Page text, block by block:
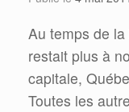
Au temps de la
restait plus à
capitale,
Toutes les